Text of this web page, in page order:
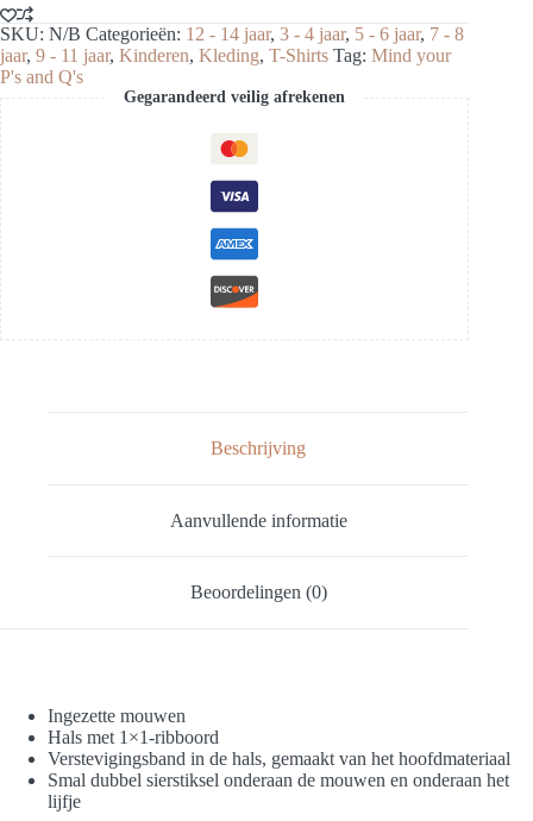
p
and
q
aantal
SKU: N/B Categorieën: 12 - 14 jaar, 3 - 4 jaar, 5 - 6 jaar, 7 - 8
jaar, 9 - 11 jaar, Kinderen, Kleding, T-Shirts Tag: Mind your
P's and Q's
Gegarandeerd veilig afrekenen
Beschrijving
Aanvullende informatie
Beoordelingen (0)
Ingezette mouwen
Hals met 1×1-ribboord
Verstevigingsband in de hals, gemaakt van het hoofdmateriaal
Smal dubbel sierstiksel onderaan de mouwen en onderaan het
lijfje